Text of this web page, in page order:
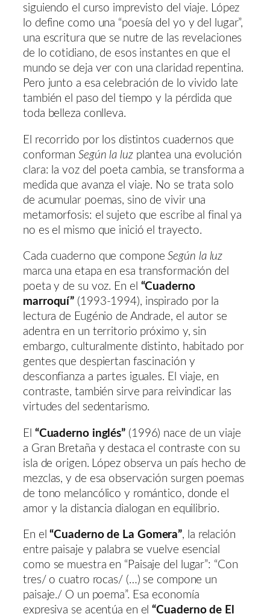
siguiendo el curso imprevisto del viaje. López
lo define como una “poesía del yo y del lugar”,
una escritura que se nutre de las revelaciones
de lo cotidiano, de esos instantes en que el
mundo se deja ver con una claridad repentina.
Pero junto a esa celebración de lo vivido late
también el paso del tiempo y la pérdida que
toda belleza conlleva.
El recorrido por los distintos cuadernos que
conformanSegún la luzplantea una evolución
clara: la voz del poeta cambia, se transforma a
medida que avanza el viaje. No se trata solo
de acumular poemas, sino de vivir una
metamorfosis: el sujeto que escribe al final ya
no es el mismo que inició el trayecto.
Cada cuaderno que componeSegún la luz
marca una etapa en esa transformación del
poeta y de su voz. En el “Cuaderno
marroquí” (1993-1994), inspirado por la
lectura de Eugénio de Andrade, el autor se
adentra en un territorio próximo y, sin
embargo, culturalmente distinto, habitado por
gentes que despiertan fascinación y
desconfianza a partes iguales. El viaje, en
contraste, también sirve para reivindicar las
virtudes del sedentarismo.
El “Cuaderno inglés” (1996) nace de un viaje
a Gran Bretaña y destaca el contraste con su
isla de origen. López observa un país hecho de
mezclas, y de esa observación surgen poemas
de tono melancólico y romántico, donde el
amor y la distancia dialogan en equilibrio.
En el“Cuaderno de La Gomera”, la relación
entre paisaje y palabra se vuelve esencial
como se muestra en “Paisaje del lugar”: “Con
tres/ o cuatro rocas/ (…) se compone un
paisaje./ O un poema”. Esa economía
expresiva se acentúa en el“Cuaderno de El